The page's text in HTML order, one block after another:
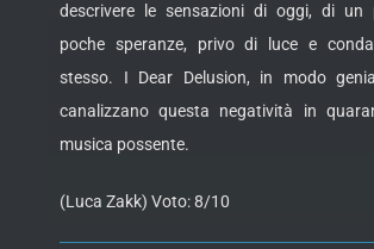
descrivere le sensazioni di oggi, di un
poche speranze, privo di luce e
stesso. I Dear Delusion, in modo
canalizzano questa negatività in
musica possente.
(Luca Zakk) Voto: 8/10